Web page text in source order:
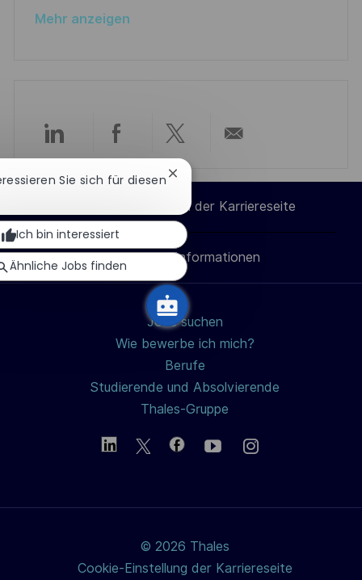
g
V
f
e
n
l
c
h
Mehr anzeigen
Über
LinkedIn
teilen
Über
Facebook
teilen
Über
Twitter
teilen
E-
Mail
teilen
Cookie-Einstellungen der Karriereseite
Persönliche Informationen
Jobs suchen
Wie bewerbe ich mich?
Berufe
Studierende und Absolvierende
Thales-Gruppe
© 2026 Thales
Cookie-Einstellung der Karriereseite
Sie sich für diesen Chatbot-
schließen
Ich bin interessiert
Ähnliche Jobs finden